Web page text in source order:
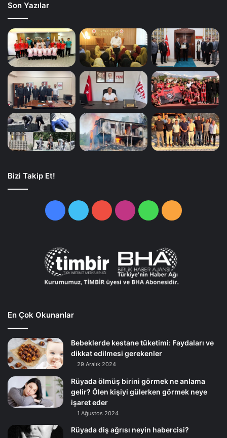
Son Yazılar
Bizi Takip Et!
FacebookTwitterYouTubeInstagramWhatsApp
RSS
En Çok Okunanlar
Bebeklerde kestane tüketimi: Faydaları ve
dikkat edilmesi gerekenler
29 Aralık 2024
Rüyada ölmüş birini görmek ne anlama
gelir? Ölen kişiyi gülerken görmek neye
işaret eder
1 Ağustos 2024
Rüyada diş ağrısı neyin habercisi?